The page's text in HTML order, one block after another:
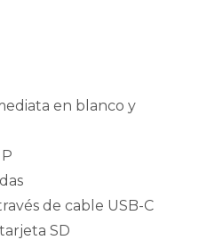
en blanco y
de cable USB-C
SD